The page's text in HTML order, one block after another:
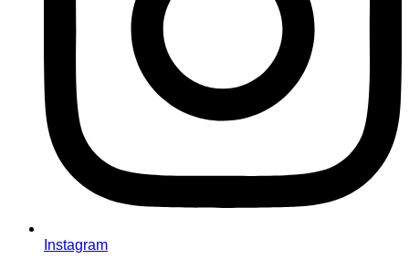
Instagram